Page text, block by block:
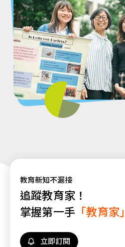
教育新知不漏接
追蹤教育家！
掌握第一手 「教育家」
立即訂閱